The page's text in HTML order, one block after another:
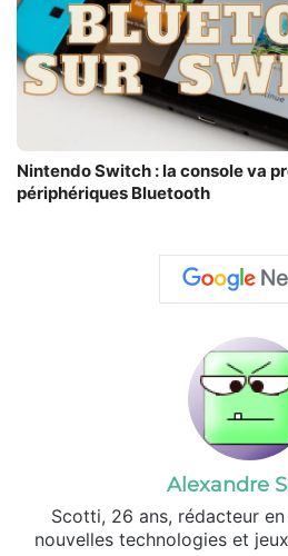
Nintendo Switch : la console va
périphériques Bluetooth
Alexandre
Scotti, 26 ans, rédacteur
nouvelles technologies et